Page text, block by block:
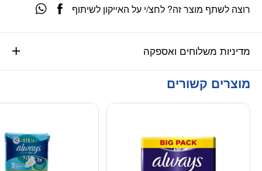
מדיניות משלוחים ואספקה
רוצה לשתף מוצר זה? לחצ/י על האייקון לשיתוף
מוצרים קשורים